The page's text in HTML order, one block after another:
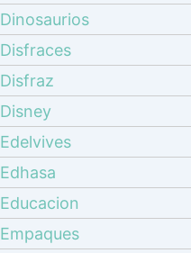
Dinosaurios
Disfraces
Disfraz
Disney
Edelvives
Edhasa
Educacion
Empaques